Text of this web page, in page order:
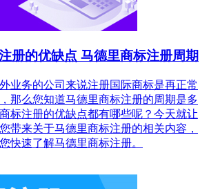
册的优缺点 马德里商标注册周期
业务的公司来说注册国际商标是再正常
那么您知道马德里商标注册的周期是多
标注册的优缺点都有哪些呢？今天就让
带来关于马德里商标注册的相关内容，
快速了解马德里商标注册。